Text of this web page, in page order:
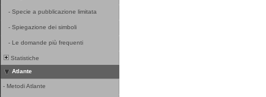
- Specie a pubblicazione limitata
- Spiegazione dei simboli
- Le domande più frequenti
Statistiche
Atlante
- Metodi Atlante